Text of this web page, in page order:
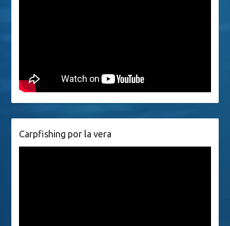
Carpfishing por la vera